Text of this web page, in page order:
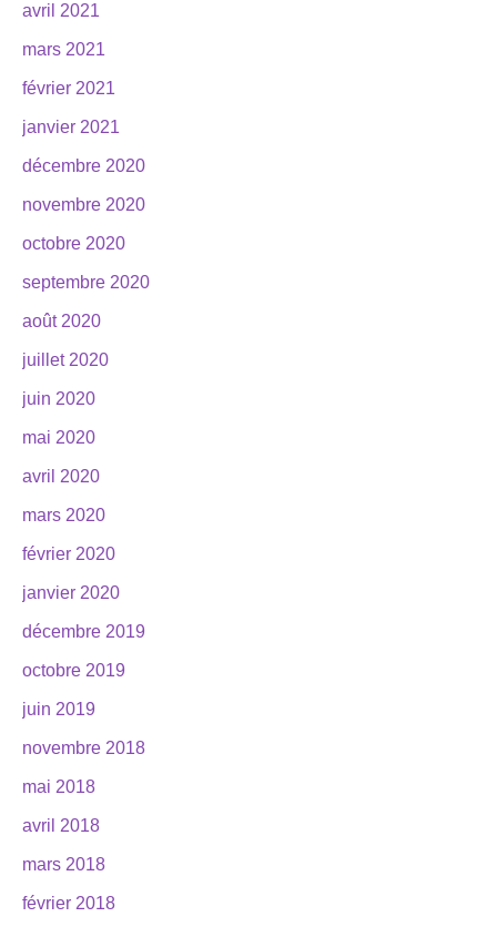
avril 2021
mars 2021
février 2021
janvier 2021
décembre 2020
novembre 2020
octobre 2020
septembre 2020
août 2020
juillet 2020
juin 2020
mai 2020
avril 2020
mars 2020
février 2020
janvier 2020
décembre 2019
octobre 2019
juin 2019
novembre 2018
mai 2018
avril 2018
mars 2018
février 2018